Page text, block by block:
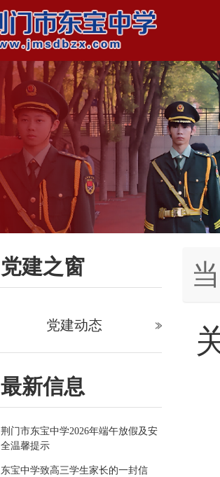
党建之窗
党建动态
最新信息
荆门市东宝中学2026年端午放假及安
全温馨提示
东宝中学致高三学生家长的一封信